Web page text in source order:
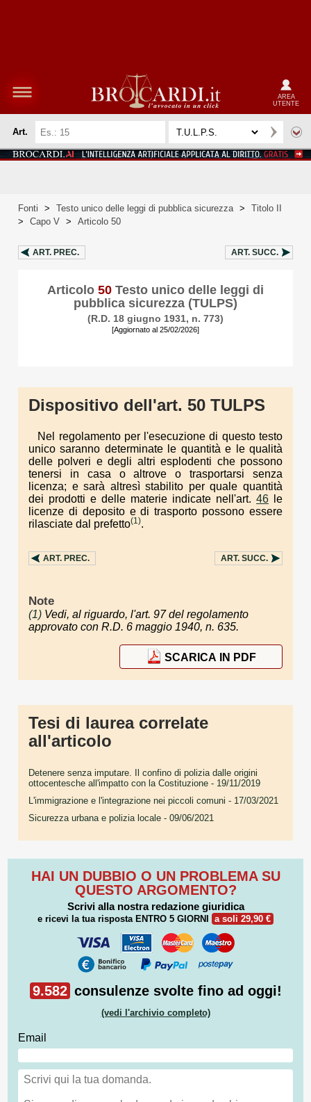
AREA
UTENTE
Art.
Fonti > Testo unico delle leggi di pubblica sicurezza >
Titolo II
>
Capo V > Articolo 50
ART. PREC. ART. SUCC.
Articolo 50 Testo unico delle leggi di
pubblica sicurezza (TULPS)
(R.D. 18 giugno 1931, n. 773)
[Aggiornato al 25/02/2026]
Dispositivo dell'art. 50 TULPS
Nel regolamento per l'esecuzione di questo testo
unico saranno determinate le quantità e le qualità
delle polveri e degli altri esplodenti che possono
tenersi in casa o altrove o trasportarsi senza
licenza; e sarà altresì stabilito per quale quantità
dei prodotti e delle materie indicate nell'art. 46 le
licenze di deposito e di trasporto possono essere
rilasciate dal prefetto(1).
ART. PREC. ART. SUCC.
Note
(1) Vedi, al riguardo, l'art. 97 del regolamento
approvato con R.D. 6 maggio 1940, n. 635.
SCARICA IN PDF
Tesi di laurea correlate
all'articolo
Detenere senza imputare. Il confino di polizia dalle origini
ottocentesche all'impatto con la Costituzione - 19/11/2019
L'immigrazione e l'integrazione nei piccoli comuni - 17/03/2021
Sicurezza urbana e polizia locale - 09/06/2021
HAI UN DUBBIO O UN PROBLEMA SU
QUESTO ARGOMENTO?
Scrivi alla nostra redazione giuridica
e ricevi la tua risposta ENTRO 5 GIORNI a soli 29,90 €
9.582 consulenze svolte fino ad oggi!
(vedi l'archivio completo)
Email